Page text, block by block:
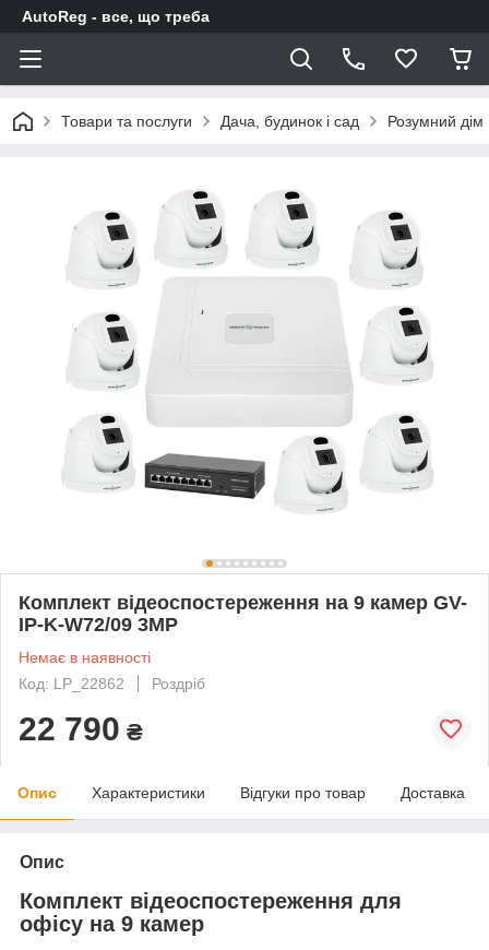
AutoReg - все, що треба
Товари та послуги Дача, будинок і сад Розумний дім
Комплект відеоспостереження на 9 камер GV-
IP-K-W72/09 3MP
Немає в наявності
Код: LP_22862
Роздріб
22 790 ₴
Опис Характеристики Відгуки про товар Доставка
Опис
Комплект відеоспостереження для
офісу на 9 камер